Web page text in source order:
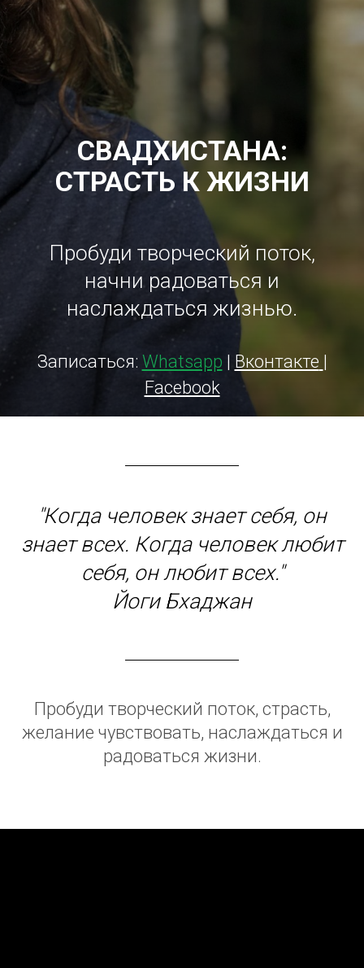
СВАДХИСТАНА:
СТРАСТЬ К ЖИЗНИ
Пробуди творческий поток,
начни радоваться и
наслаждаться жизнью.
Записаться: Whatsapp | Вконтакте |
Facebook
"Когда человек знает себя, он
знает всех. Когда человек любит
себя, он любит всех."
Йоги Бхаджан
Пробуди творческий поток, страсть,
желание чувствовать, наслаждаться и
радоваться жизни.